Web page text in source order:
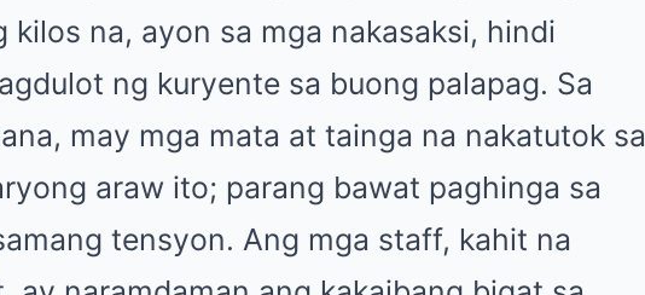
na, ayon sa mga nakasaksi, hindi
ng kuryente sa buong palapag. Sa
may mga mata at tainga na nakatutok sa
araw ito; parang bawat paghinga sa
tensyon. Ang mga staff, kahit na